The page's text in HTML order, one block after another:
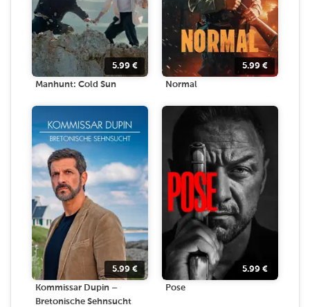
5.99 €
Manhunt: Cold Sun
5.99 €
Normal
5.99 €
Kommissar Dupin –
Bretonische Sehnsucht
5.99 €
Pose